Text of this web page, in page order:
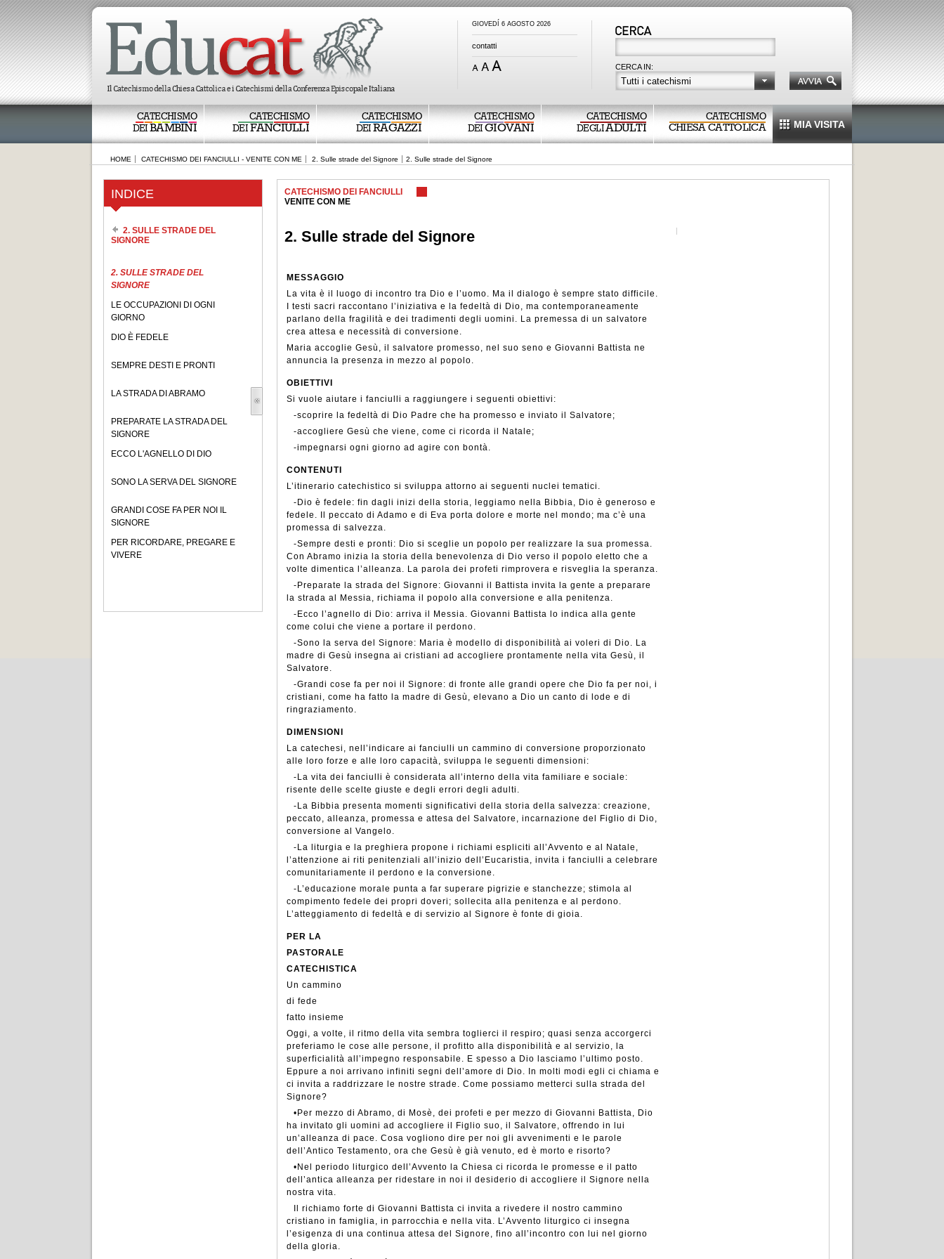
GIOVEDÍ 6 AGOSTO 2026
contatti
CERCA IN:
Tutti i catechismi
CATECHISMO
DEIBAMBINI
CATECHISMO
DEIFANCIULLI
CATECHISMO
DEIRAGAZZI
CATECHISMO
DEIGIOVANI
CATECHISMO
DEGLIADULTI
CATECHISMO
CHIESA CATTOLICA MIA VISITA
HOME CATECHISMO DEI FANCIULLI - VENITE CON ME 2. Sulle strade del Signore 2. Sulle strade del Signore
INDICE
2. SULLE STRADE DEL
SIGNORE
2. SULLE STRADE DEL
SIGNORE
LE OCCUPAZIONI DI OGNI
GIORNO
DIO È FEDELE
SEMPRE DESTI E PRONTI
LA STRADA DI ABRAMO
PREPARATE LA STRADA DEL
SIGNORE
ECCO L'AGNELLO DI DIO
SONO LA SERVA DEL SIGNORE
GRANDI COSE FA PER NOI IL
SIGNORE
PER RICORDARE, PREGARE E
VIVERE
CATECHISMO DEI FANCIULLI
VENITE CON ME
2. Sulle strade del Signore
MESSAGGIO
La vita è il luogo di incontro tra Dio e l’uomo. Ma il dialogo è sempre stato difficile.
I testi sacri raccontano l’iniziativa e la fedeltà di Dio, ma contemporaneamente
parlano della fragilità e dei tradimenti degli uomini. La premessa di un salvatore
crea attesa e necessità di conversione.
Maria accoglie Gesù, il salvatore promesso, nel suo seno e Giovanni Battista ne
annuncia la presenza in mezzo al popolo.
OBIETTIVI
Si vuole aiutare i fanciulli a raggiungere i seguenti obiettivi:
-scoprire la fedeltà di Dio Padre che ha promesso e inviato il Salvatore;
-accogliere Gesù che viene, come ci ricorda il Natale;
-impegnarsi ogni giorno ad agire con bontà.
CONTENUTI
L’itinerario catechistico si sviluppa attorno ai seguenti nuclei tematici.
-Dio è fedele: fin dagli inizi della storia, leggiamo nella Bibbia, Dio è generoso e
fedele. Il peccato di Adamo e di Eva porta dolore e morte nel mondo; ma c’è una
promessa di salvezza.
-Sempre desti e pronti: Dio si sceglie un popolo per realizzare la sua promessa.
Con Abramo inizia la storia della benevolenza di Dio verso il popolo eletto che a
volte dimentica l’alleanza. La parola dei profeti rimprovera e risveglia la speranza.
-Preparate la strada del Signore: Giovanni il Battista invita la gente a preparare
la strada al Messia, richiama il popolo alla conversione e alla penitenza.
-Ecco l’agnello di Dio: arriva il Messia. Giovanni Battista lo indica alla gente
come colui che viene a portare il perdono.
-Sono la serva del Signore: Maria è modello di disponibilità ai voleri di Dio. La
madre di Gesù insegna ai cristiani ad accogliere prontamente nella vita Gesù, il
Salvatore.
-Grandi cose fa per noi il Signore: di fronte alle grandi opere che Dio fa per noi, i
cristiani, come ha fatto la madre di Gesù, elevano a Dio un canto di lode e di
ringraziamento.
DIMENSIONI
La catechesi, nell’indicare ai fanciulli un cammino di conversione proporzionato
alle loro forze e alle loro capacità, sviluppa le seguenti dimensioni:
-La vita dei fanciulli è considerata all’interno della vita familiare e sociale:
risente delle scelte giuste e degli errori degli adulti.
-La Bibbia presenta momenti significativi della storia della salvezza: creazione,
peccato, alleanza, promessa e attesa del Salvatore, incarnazione del Figlio di Dio,
conversione al Vangelo.
-La liturgia e la preghiera propone i richiami espliciti all’Avvento e al Natale,
l’attenzione ai riti penitenziali all’inizio dell’Eucaristia, invita i fanciulli a celebrare
comunitariamente il perdono e la conversione.
-L’educazione morale punta a far superare pigrizie e stanchezze; stimola al
compimento fedele dei propri doveri; sollecita alla penitenza e al perdono.
L’atteggiamento di fedeltà e di servizio al Signore è fonte di gioia.
PER LA
PASTORALE
CATECHISTICA
Un cammino
di fede
fatto insieme
Oggi, a volte, il ritmo della vita sembra toglierci il respiro; quasi senza accorgerci
preferiamo le cose alle persone, il profitto alla disponibilità e al servizio, la
superficialità all’impegno responsabile. E spesso a Dio lasciamo l’ultimo posto.
Eppure a noi arrivano infiniti segni dell’amore di Dio. In molti modi egli ci chiama e
ci invita a raddrizzare le nostre strade. Come possiamo metterci sulla strada del
Signore?
•Per mezzo di Abramo, di Mosè, dei profeti e per mezzo di Giovanni Battista, Dio
ha invitato gli uomini ad accogliere il Figlio suo, il Salvatore, offrendo in lui
un’alleanza di pace. Cosa vogliono dire per noi gli avvenimenti e le parole
dell’Antico Testamento, ora che Gesù è già venuto, ed è morto e risorto?
•Nel periodo liturgico dell’Avvento la Chiesa ci ricorda le promesse e il patto
dell’antica alleanza per ridestare in noi il desiderio di accogliere il Signore nella
nostra vita.
Il richiamo forte di Giovanni Battista ci invita a rivedere il nostro cammino
cristiano in famiglia, in parrocchia e nella vita. L’Avvento liturgico ci insegna
l’esigenza di una continua attesa del Signore, fino all’incontro con lui nel giorno
della gloria.